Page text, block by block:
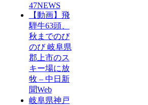
47NEWS
【動画】飛
騨牛63頭、
秋までのび
のび 岐阜県
郡上市のス
キー場に放
牧 – 中日新
聞Web
岐阜県神戸